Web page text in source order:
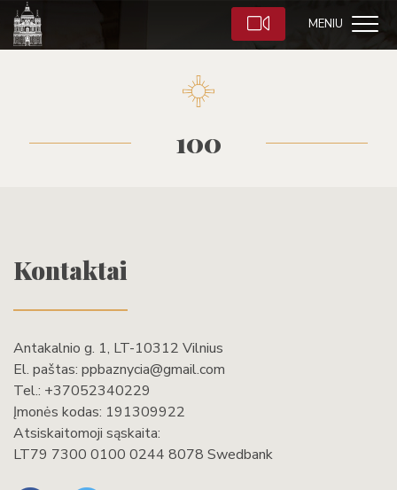
MENIU
100
Kontaktai
Antakalnio g. 1, LT-10312 Vilnius
El. paštas: ppbaznycia@gmail.com
Tel.: +37052340229
Įmonės kodas: 191309922
Atsiskaitomoji sąskaita:
LT79 7300 0100 0244 8078 Swedbank